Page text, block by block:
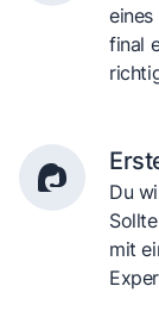
final
Du
mit